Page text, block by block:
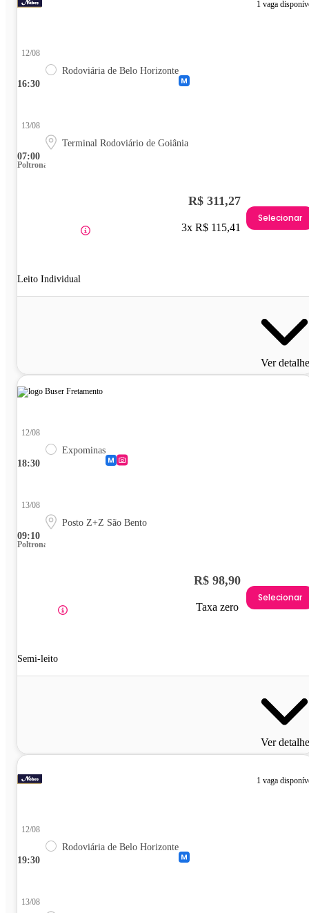
1 vaga
16:30
12/08
Rodoviária de Belo Horizonte
07:00
13/08
Terminal Rodoviário de Goiânia
Poltrona
Leito Individual
R$ 311,27
3x R$ 115,41
Selecionar
Ver
18:30
12/08
Expominas
09:10
13/08
Posto Z+Z São Bento
Poltrona
Semi-leito
R$ 98,90
Taxa zero
Selecionar
Ver
1 vaga
19:30
12/08
Rodoviária de Belo Horizonte
13/08